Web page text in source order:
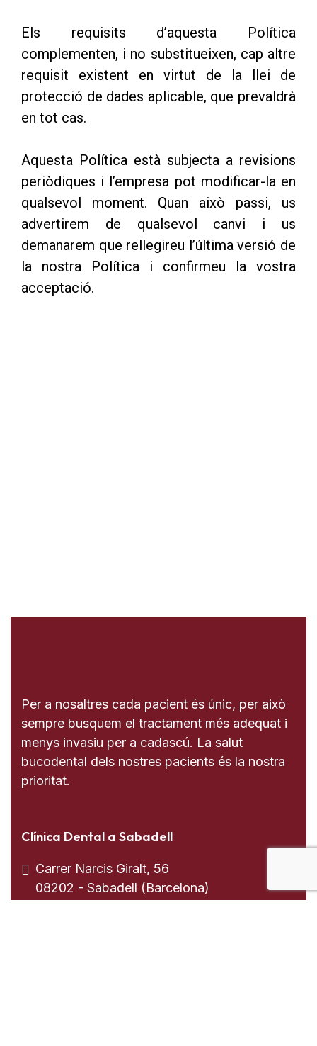
Els requisits d’aquesta Política
complementen, i no substitueixen, cap altre
requisit existent en virtut de la llei de
protecció de dades aplicable, que prevaldrà
en tot cas.
Aquesta Política està subjecta a revisions
periòdiques i l’empresa pot modificar-la en
qualsevol moment. Quan això passi, us
advertirem de qualsevol canvi i us
demanarem que rellegireu l’última versió de
la nostra Política i confirmeu la vostra
acceptació.
Per a nosaltres cada pacient és únic, per això
sempre busquem el tractament més adequat i
menys invasiu per a cadascú. La salut
bucodental dels nostres pacients és la nostra
prioritat.
Clínica Dental a Sabadell
Carrer Narcis Giralt, 56
08202 - Sabadell (Barcelona)